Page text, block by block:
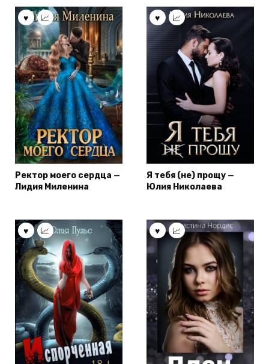
Ректор моего сердца —
Лидия Миленина
Я тебя (не) прощу —
Юлия Николаева